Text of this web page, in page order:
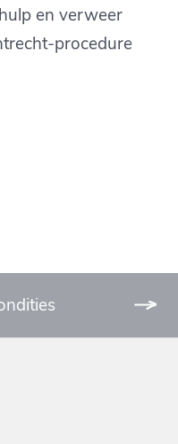
en verweer
procedure